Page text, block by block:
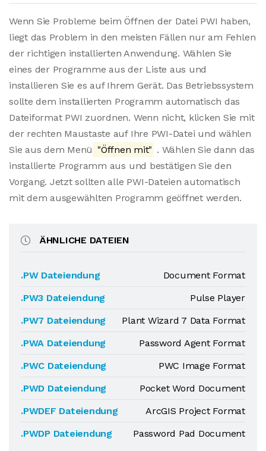
Wenn Sie Probleme beim Öffnen der Datei PWI haben,
liegt das Problem in den meisten Fällen nur am Fehlen
der richtigen installierten Anwendung. Wählen Sie
eines der Programme aus der Liste aus und
installieren Sie es auf Ihrem Gerät. Das Betriebssystem
sollte dem installierten Programm automatisch das
Dateiformat PWI zuordnen. Wenn nicht, klicken Sie mit
der rechten Maustaste auf Ihre PWI-Datei und wählen
Sie aus dem Menü "Öffnen mit" . Wählen Sie dann das
installierte Programm aus und bestätigen Sie den
Vorgang. Jetzt sollten alle PWI-Dateien automatisch
mit dem ausgewählten Programm geöffnet werden.
ÄHNLICHE DATEIEN
.PW Dateiendung
Document Format
.PW3 Dateiendung
Pulse Player
.PW7 Dateiendung
Plant Wizard 7 Data Format
.PWA Dateiendung
Password Agent Format
.PWC Dateiendung
PWC Image Format
.PWD Dateiendung
Pocket Word Document
.PWDEF Dateiendung
ArcGIS Project Format
.PWDP Dateiendung
Password Pad Document